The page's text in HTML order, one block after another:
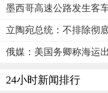
墨西哥高速公路发生客
立陶宛总统：不排除彻
俄媒：美国务卿称海运
24小时新闻排行